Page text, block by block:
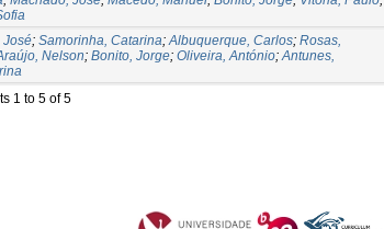
José; Samorinha, Catarina;Albuquerque, Carlos; Rosas,
Nelson; Bonito, Jorge; Oliveira, António;Antunes,
1 to 5 of 5